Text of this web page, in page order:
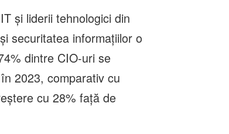
și liderii tehnologici din
securitatea informațiilor o
dintre CIO-uri se
2023, comparativ cu
cu 28% față de